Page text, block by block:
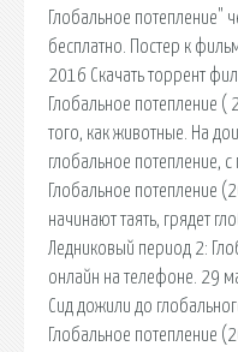
Глобальное потепление"
бесплатно. Постер к
2016 Скачать торрент
Глобальное потепление
того, как животные. На
глобальное потепление,
Глобальное потепление
начинают таять, грядет
Ледниковый период 2:
онлайн на телефоне. 29
Сид дожили до
Глобальное потепление